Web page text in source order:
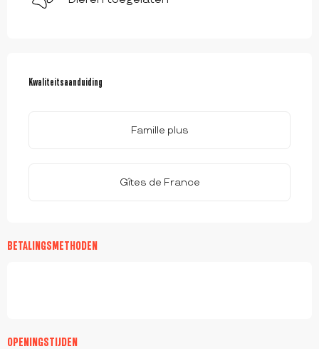
Kwaliteitsaanduiding
Kwaliteitsaanduiding
Famille plus
Gîtes de France
BETALINGSMETHODEN
OPENINGSTIJDEN